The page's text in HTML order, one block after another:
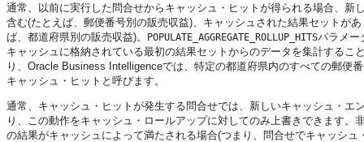
通常、以前に実行した問合せからキャッシュ・ヒットが得られる場合、
含む(たとえば、郵便番号別の販売収益)、キャッシュされた結果セットが
ば、都道府県別の販売収益)。
POPULATE_AGGREGATE_ROLLUP_HITSパラメー
キャッシュに格納されている最初の結果セットからのデータを集計する
り、 Oracle Business Intelligenceでは、特定の都道府県内のすべての郵便
キャッシュ・ヒットと呼びます。
通常、キャッシュ・ヒットが発生する問合せでは、新しいキャッシュ・エ
り、この動作をキャッシュ・ロールアップに対してのみ上書きできます
の結果がキャッシュによって満たされる場合(つまり、問合せでキャッシ